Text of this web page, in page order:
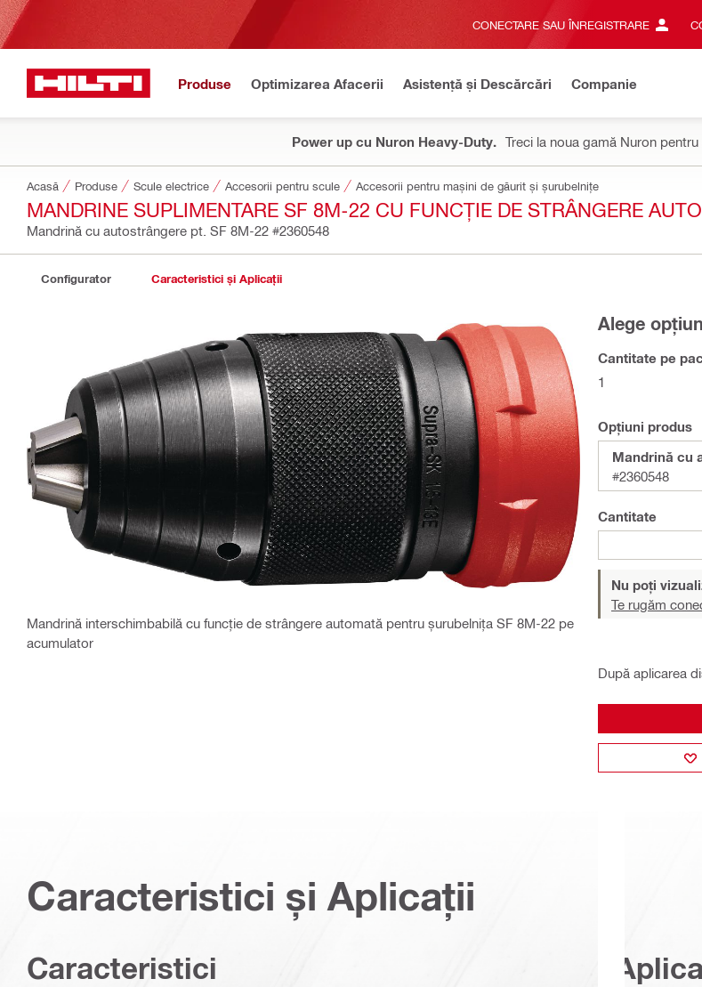
CONECTARE SAU ÎNREGISTRARE
Produse Optimizarea Afacerii Asistență și Descărcări Companie
Power up cu Nuron Heavy-Duty. Treci la noua gamă Nuron pentru
Acasă Produse Scule electrice Accesorii pentru scule Accesorii pentru mașini de găurit și șurubelnițe
MANDRINE SUPLIMENTARE SF 8M-22 CU FUNCȚIE DE STRÂNGERE
Mandrină cu autostrângere pt. SF 8M-22 #2360548
Configurator Caracteristici și Aplicații
Mandrină interschimbabilă cu funcție de strângere automată pentru șurubelnița SF 8M-22 pe
acumulator
Alege
Cantitate pe
1
Opțiuni produs
Mandrină cu
#2360548
Cantitate
Nu poți
Te rugăm
După aplicarea
Caracteristici și Aplicații
Caracteristici